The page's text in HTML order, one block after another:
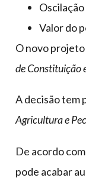
Valor do
O novo
de Constituição
A decisão tem
Agricultura e
De acordo com
pode acabar